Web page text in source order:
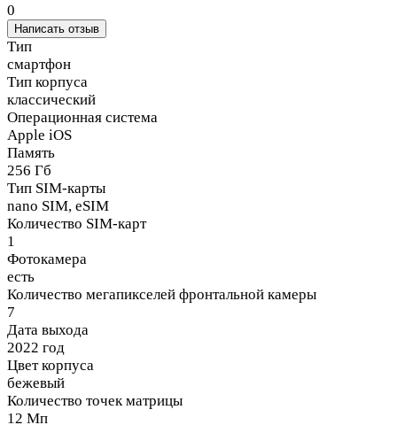
0
Написать отзыв
Тип
смартфон
Тип корпуса
классический
Операционная система
Apple iOS
Память
256 Гб
Тип SIM-карты
nano SIM, eSIM
Количество SIM-карт
1
Фотокамера
есть
Количество мегапикселей фронтальной камеры
7
Дата выхода
2022 год
Цвет корпуса
бежевый
Количество точек матрицы
12 Мп